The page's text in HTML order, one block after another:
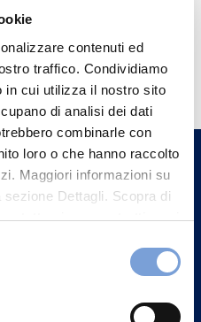
contenuti ed
traffico. Condividiamo
in cui utilizza il nostro sito
di analisi dei dati
combinarle con
loro o che hanno raccolto
Maggiori informazioni su
Dettagli. Scopra di
e come trattiamo i
sezione "Informativa
a te e parla con